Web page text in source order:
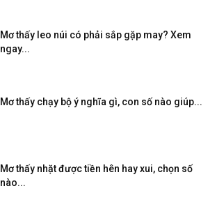
Mơ thấy leo núi có phải sắp gặp may? Xem
ngay...
Mơ thấy chạy bộ ý nghĩa gì, con số nào giúp...
Mơ thấy nhặt được tiền hên hay xui, chọn số
nào...